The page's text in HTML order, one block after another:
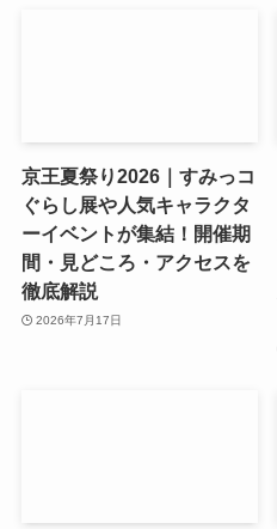
京王夏祭り2026｜すみっコ
ぐらし展や人気キャラクタ
ーイベントが集結！開催期
間・見どころ・アクセスを
徹底解説
2026年7月17日